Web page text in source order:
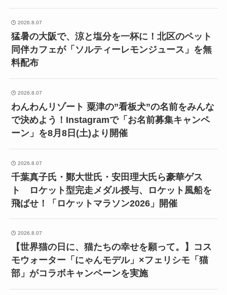
2026.8.07
猛暑の大阪で、涼と塩分を一杯に！北区のペット
同伴カフェが「ソルティーレモンジュース」を無
料配布
2026.8.07
わんわんリゾート 粟津の”看板犬”の名前をみんな
で決めよう！Instagramで「お名前募集キャンペ
ーン」を8月8日(土)より開催
2026.8.07
千葉真子氏・鄭大世氏・安田理大氏ら豪華ゲス
ト ロケット型完走メダル授与、ロケット風船を
飛ばせ！「ロケットマラソン2026」開催
2026.8.07
【世界猫の日に、猫たちの幸せを願って。】コス
モウォーター「にゃんモデル」×フェリシモ「猫
部」がコラボキャンペーンを実施